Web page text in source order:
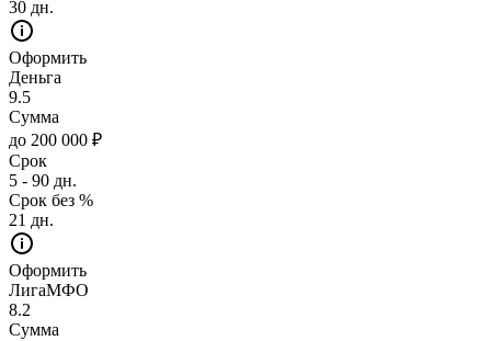
30 дн.
Оформить
Деньга
9.5
Сумма
до 200 000 ₽
Срок
5 - 90 дн.
Срок без %
21 дн.
Оформить
ЛигаМФО
8.2
Сумма